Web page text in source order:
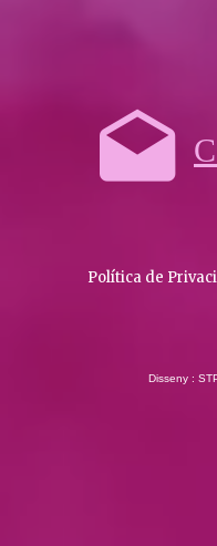
Política de
Disseny :